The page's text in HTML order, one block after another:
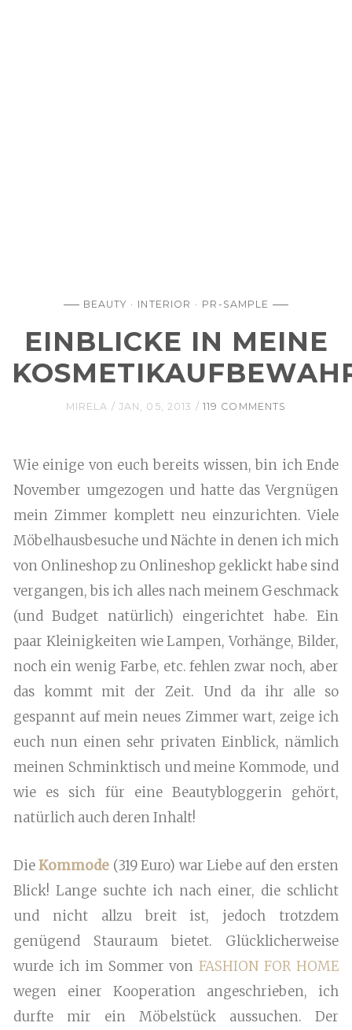
BEAUTY INTERIOR PR-SAMPLE
EINBLICKE IN MEINE
MIRELA JAN, 05, 2013 119 COMMENTS
Wie einige von euch bereits wissen, bin ich Ende
November umgezogen und hatte das Vergnügen
mein Zimmer komplett neu einzurichten. Viele
Möbelhausbesuche und Nächte in denen ich mich
von Onlineshop zu Onlineshop geklickt habe sind
vergangen, bis ich alles nach meinem Geschmack
(und Budget natürlich) eingerichtet habe. Ein
paar Kleinigkeiten wie Lampen, Vorhänge, Bilder,
noch ein wenig Farbe, etc. fehlen zwar noch, aber
das kommt mit der Zeit. Und da ihr alle so
gespannt auf mein neues Zimmer wart, zeige ich
euch nun einen sehr privaten Einblick, nämlich
meinen Schminktisch und meine Kommode, und
wie es sich für eine Beautybloggerin gehört,
natürlich auch deren Inhalt!
DieKommode (319 Euro) war Liebe auf den ersten
Blick! Lange suchte ich nach einer, die schlicht
und nicht allzu breit ist, jedoch trotzdem
genügend Stauraum bietet. Glücklicherweise
wurde ich im Sommer vonFASHION FOR HOME
wegen einer Kooperation angeschrieben, ich
durfte mir ein Möbelstück aussuchen. Der